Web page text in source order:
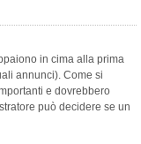
in cima alla prima
annunci). Come si
e dovrebbero
può decidere se un